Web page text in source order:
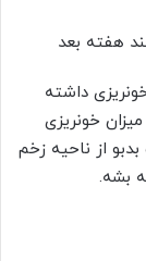
هفته بعد
داشته
خونریزی
از ناحیه زخم
بشه.